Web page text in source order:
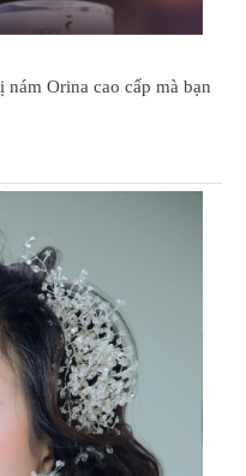
Orina cao cấp mà bạn